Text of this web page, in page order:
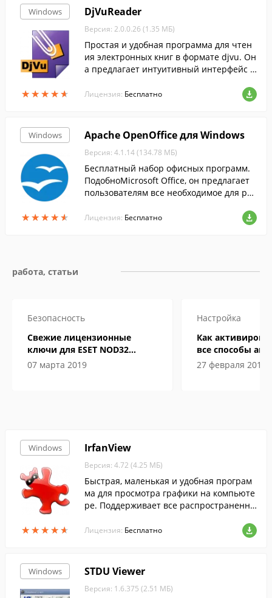
Windows
★★★★★
★★★★★
DjVuReader
Версия: 2.0.0.26 (1.35 МБ)
Простая и удобная программа для чтен
ия электронных книг в формате djvu. Он
а предлагает интуитивный интерфейс с
ражения страниц....
Лицензия: Бесплатно
Windows
★★★★★
★★★★★
Apache OpenOffice для Windows
Версия: 4.1.14 (134.78 МБ)
Бесплатный набор офисных программ.
ПодобноMicrosoft Office, он предлагает
пользователям все необходимое для раб
Лицензия: Бесплатно
работа, статьи
Безопасность
Свежие лицензионные
ключи для ESET NOD32
Internet Security до 2019-2020
07 марта 2019
Настройка
Как
все способы
27 февраля 2019
Windows
★★★★★
★★★★★
IrfanView
Версия: 4.72 (4.25 МБ)
Быстрая, маленькая и удобная програм
ма для просмотра графики на компьюте
ре. Поддерживает все распространенны
Лицензия: Бесплатно
Windows STDU Viewer
Версия: 1.6.375 (2.51 МБ)